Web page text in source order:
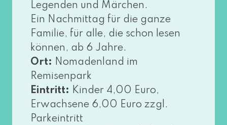
Legenden und Märchen.
Ein Nachmittag für die gan­ze
Familie, für alle, die schon lesen
kön­nen, ab 6 Jahre.
Ort: Nomadenland im
Remisenpark
Eintritt: Kinder 4,00 Euro,
Erwachsene 6,00 Euro zzgl.
Parkeintritt